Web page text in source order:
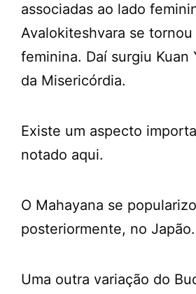
associadas ao lado
Avalokiteshvara se
feminina. Daí surgiu Kuan
da Misericórdia.
Existe um aspecto
notado aqui.
O Mahayana se
posteriormente, no Japão.
Uma outra variação do